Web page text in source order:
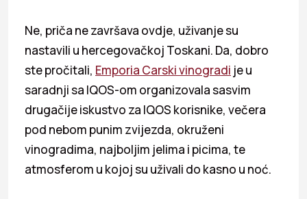
Ne, priča ne završava ovdje, uživanje su
nastavili u hercegovačkoj Toskani. Da, dobro
ste pročitali, Emporia Carski vinogradi je u
saradnji sa IQOS-om organizovala sasvim
drugačije iskustvo za IQOS korisnike, večera
pod nebom punim zvijezda, okruženi
vinogradima, najboljim jelima i picima, te
atmosferom u kojoj su uživali do kasno u noć.